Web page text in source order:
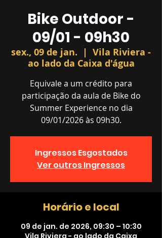
Bike Outdoor -
09/01 - 09h30
sex., 09 de jan.
  |
Vila Riviera -
ao lado da Caixa d'água
Equivale a um crédito para
participação da aula de Bike do
Summer Experience no dia
09/01/2026 às 09h30.
Ingressos Esgostados
Ver outros Ingressos
Horário e local
09 de jan. de 2026, 09:30 – 10:30
Vila Riviera - ao lado da Caixa